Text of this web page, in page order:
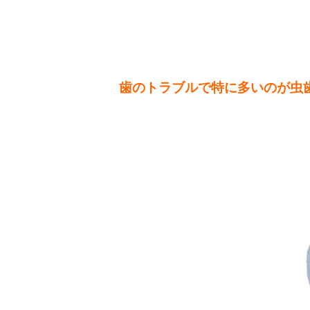
歯のトラブルで特に多いのが虫